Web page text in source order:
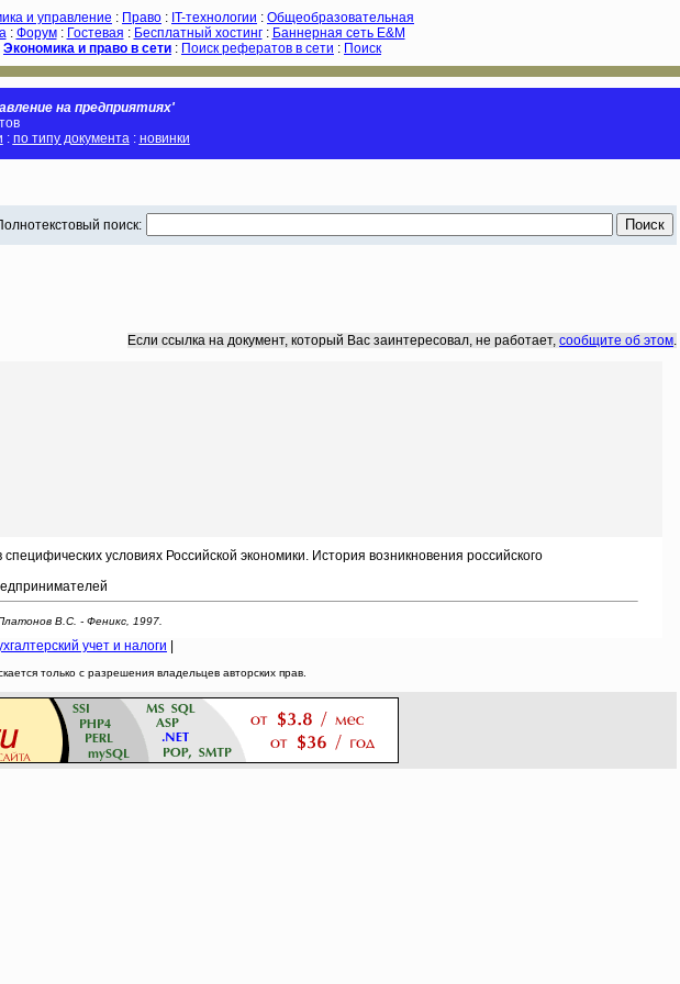
и управление : Право : IT-технологии : Общеобразовательная
: Форум: Гостевая : Бесплатный хостинг: Баннерная сеть E&M
Экономика и право в сети : Поиск рефератов в сети : Поиск
на предприятиях'
: по типу документа: новинки
поиск:
Если ссылка на документ, который Вас заинтересовал, не работает, сообщите об этом.
условиях Российской экономики. История возникновения российского
В.С. - Феникс, 1997.
учет и налоги
только с разрешения владельцев авторских прав.